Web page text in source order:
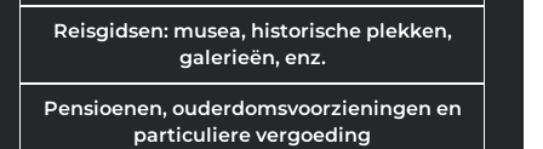
Reisgidsen: musea, historische plekken,
galerieën, enz.
Pensioenen, ouderdomsvoorzieningen en
particuliere vergoeding